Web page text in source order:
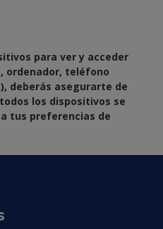
para ver y acceder
ordenador, teléfono
deberás asegurarte de
los dispositivos se
tus preferencias de